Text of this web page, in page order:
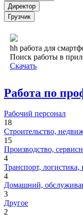
Директор
Грузчик
hh работа для
Поиск работы в
Скачать
Работа по
Рабочий персонал
18
Строительство,
15
Производство,
4
Транспорт, логистика,
4
Домашний,
3
Другое
2